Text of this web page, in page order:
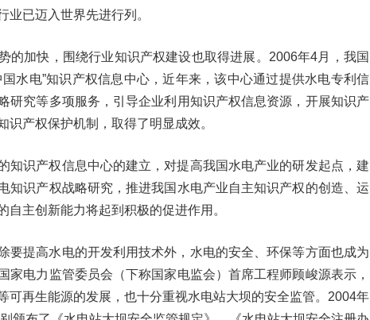
业已迈入世界先进行列。
的加快，围绕行业知识产权建设也取得进展。2006年4月，我国
水电”知识产权信息中心，近年来，该中心通过提供水电专利信
研究等多项服务，引导企业利用知识产权信息资源，开展知识产
识产权保护机制，取得了明显成效。
知识产权信息中心的建立，对提高我国水电产业的研发起点，建
知识产权战略研究，推进我国水电产业自主知识产权的创造、运
自主创新能力将起到积极的促进作用。
要提高水电的开发利用技术外，水电的安全、环保等方面也成为
家电力监管委员会（下称国家电监会）首席工程师顾峻源表示，
可再生能源的发展，也十分重视水电站大坝的安全监管。2004年